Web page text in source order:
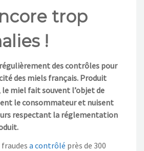
trop
!
régulièrement des contrôles pour
des miels français. Produit
miel fait souvent l’objet de
le consommateur et nuisent
respectant la réglementation
fraudesa contrôlé près de 300